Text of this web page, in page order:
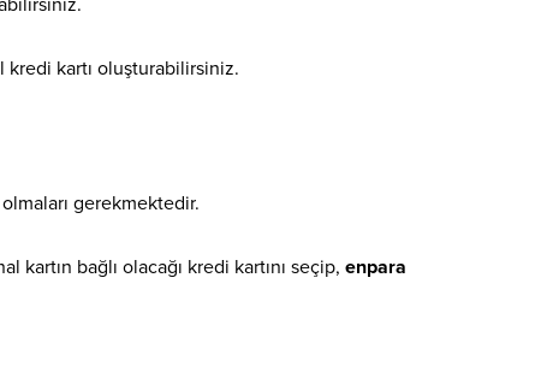
kredi kartı oluşturabilirsiniz.
gerekmektedir.
bağlı olacağı kredi kartını seçip, enpara